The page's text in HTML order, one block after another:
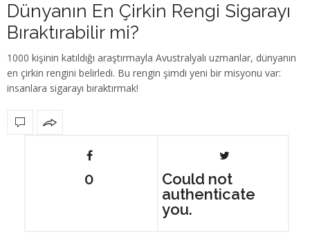
Dünyanın En Çirkin Rengi Sigarayı
Bıraktırabilir mi?
1000 kişinin katıldığı araştırmayla Avustralyalı uzmanlar, dünyanın
en çirkin rengini belirledi. Bu rengin şimdi yeni bir misyonu var:
insanlara sigarayı bıraktırmak!
0
Could not
authenticate
you.